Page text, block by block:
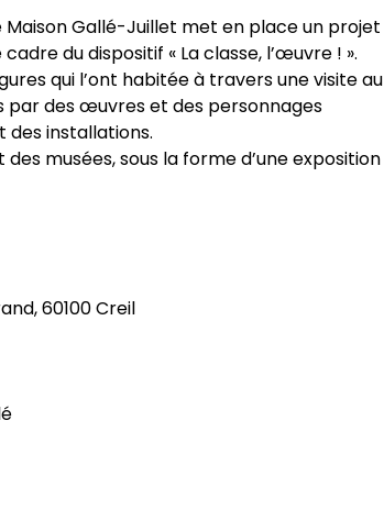
Maison Gallé-Juillet met en place un projet
du dispositif « La classe, l’œuvre ! ».
qui l’ont habitée à travers une visite au
par des œuvres et des personnages
des installations.
musées, sous la forme d’une exposition
60100 Creil